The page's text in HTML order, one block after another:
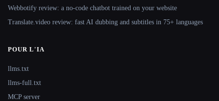
Webbotify review: a no-code chatbot trained on your website
Translate.video review: fast AI dubbing and subtitles in 75+ languages
POUR L'IA
llms.txt
llms-full.txt
MCP server